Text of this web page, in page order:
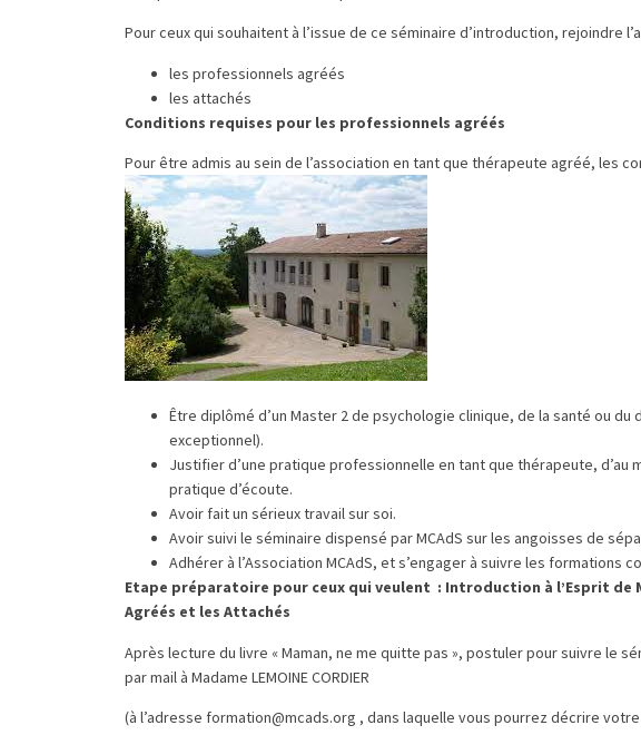
Pour ceux qui souhaitent à l’issue de ce séminaire d’introduction, rejoindre
les professionnels agréés
les attachés
Conditions requises pour les professionnels agréés
Pour être admis au sein de l’association en tant que thérapeute agréé, les
Être diplômé d’un Master 2 de psychologie clinique, de la santé ou
exceptionnel).
Justifier d’une pratique professionnelle en tant que thérapeute, d’au
pratique d’écoute.
Avoir fait un sérieux travail sur soi.
Avoir suivi le séminaire dispensé par MCAdS sur les angoisses de
Adhérer à l’Association MCAdS, et s’engager à suivre les formations
Etape préparatoire pour ceux qui veulent : Introduction à l’Esprit de
Agréés et les Attachés
Après lecture du livre « Maman, ne me quitte pas », postuler pour suivre le
par mail à Madame LEMOINE CORDIER
(à l’adresse formation@mcads.org , dans laquelle vous pourrez décrire